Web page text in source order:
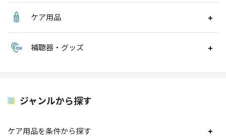
ケア用品
補聴器・グッズ
ジャンルから探す
ケア用品を条件から探す